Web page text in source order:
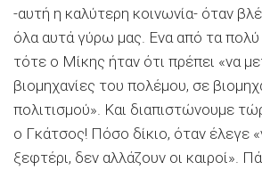
-αυτή η καλύτερη κοινωνία- όταν
όλα αυτά γύρω μας. Ενα από τα
τότε ο Μίκης ήταν ότι πρέπει «να
βιομηχανίες του πολέμου, σε
πολιτισμού». Και διαπιστώνουμε
ο Γκάτσος! Πόσο δίκιο, όταν έλεγε
ξεφτέρι, δεν αλλάζουν οι καιροί».